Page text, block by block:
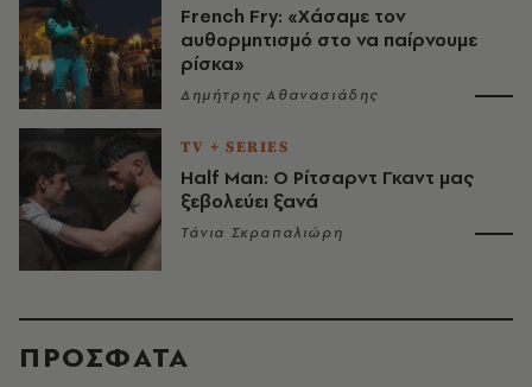
French Fry: «Χάσαμε τον
αυθορμητισμό στο να παίρνουμε
ρίσκα»
Δημήτρης Αθανασιάδης
TV + SERIES
Half Man: Ο Ρίτσαρντ Γκαντ μας
ξεβολεύει ξανά
Τάνια Σκραπαλιώρη
ΠΡΟΣΦΑΤΑ